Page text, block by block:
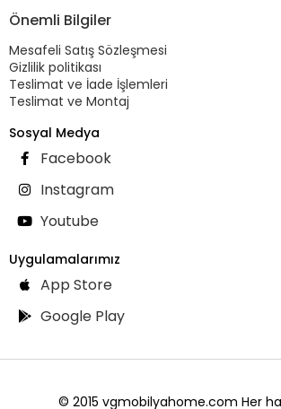
Önemli Bilgiler
Mesafeli Satış Sözleşmesi
Gizlilik politikası
Teslimat ve İade İşlemleri
Teslimat ve Montaj
Sosyal Medya
Facebook
Instagram
Youtube
Uygulamalarımız
App Store
Google Play
© 2015 vgmobilyahome.com Her